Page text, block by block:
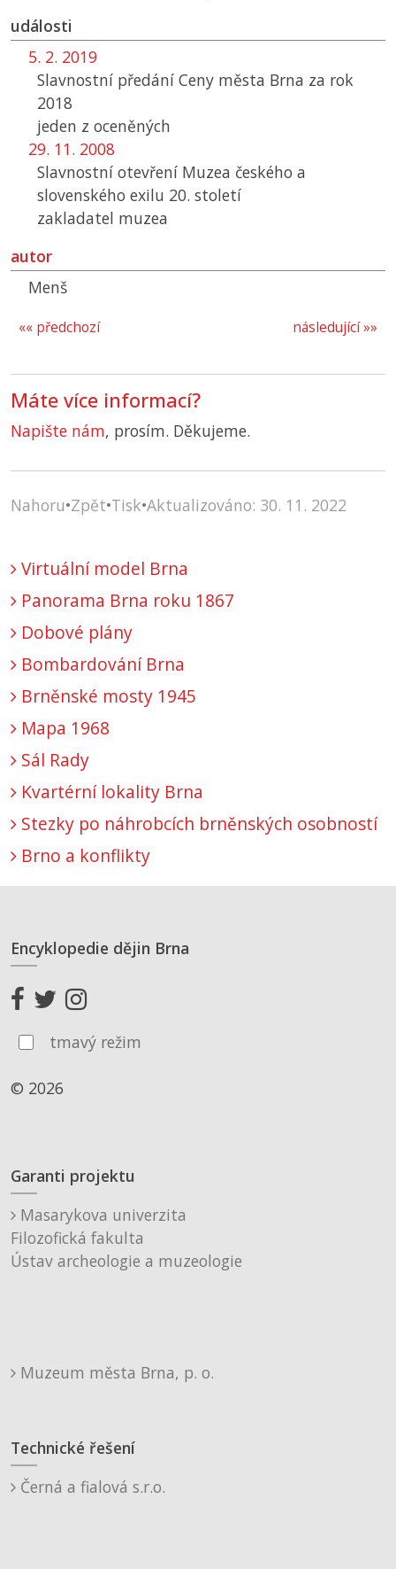
události
5. 2. 2019
Slavnostní předání Ceny města Brna za rok
2018
jeden z oceněných
29. 11. 2008
Slavnostní otevření Muzea českého a
slovenského exilu 20. století
zakladatel muzea
autor
Menš
následující »»
«« předchozí
Máte více informací?
Napište nám, prosím. Děkujeme.
Nahoru•Zpět•Tisk•Aktualizováno: 30. 11. 2022
Virtuální model Brna
Panorama Brna roku 1867
Dobové plány
Bombardování Brna
Brněnské mosty 1945
Mapa 1968
Sál Rady
Kvartérní lokality Brna
Stezky po náhrobcích brněnských osobností
Brno a konflikty
Encyklopedie dějin Brna
tmavý režim
© 2026
Garanti projektu
Masarykova univerzita
Filozofická fakulta
Ústav archeologie a muzeologie
Muzeum města Brna, p. o.
Technické řešení
Černá a fialová s.r.o.